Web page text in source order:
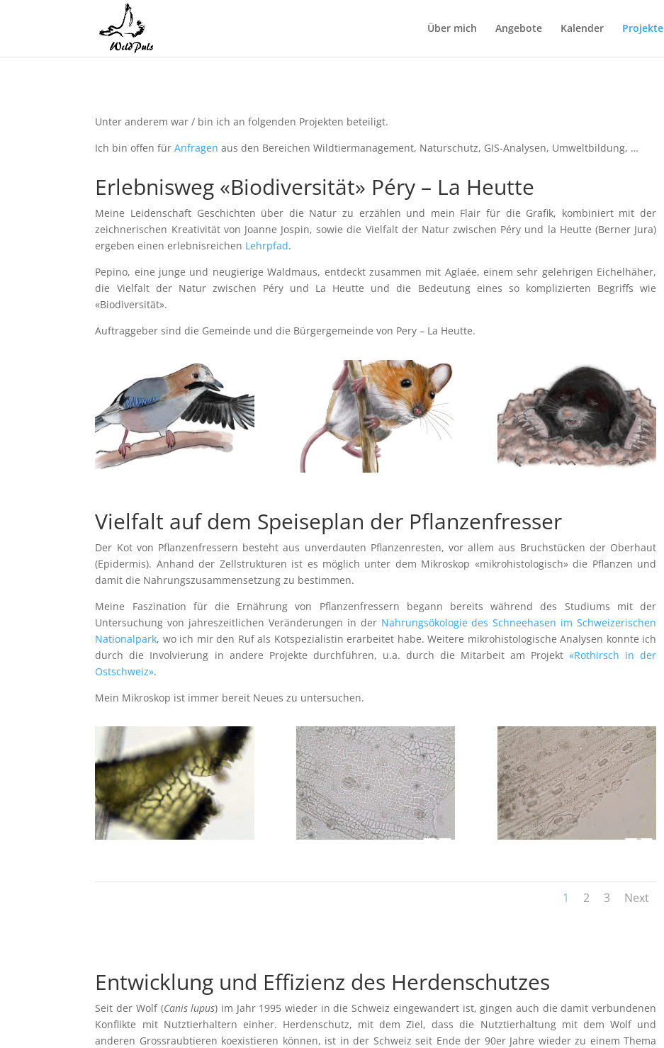
Über mich Angebote Kalender Projekte
Unter anderem war / bin ich an folgenden Projekten beteiligt.
Ich bin offen fürAnfragen aus den Bereichen Wildtiermanagement, Naturschutz, GIS-Analysen, Umweltbildung, …
Erlebnisweg «Biodiversität» Péry – La Heutte
Meine Leidenschaft Geschichten über die Natur zu erzählen und mein Flair für die Grafik, kombiniert mit der
zeichnerischen Kreativität von Joanne Jospin, sowie die Vielfalt der Natur zwischen Péry und la Heutte (Berner Jura)
ergeben einen erlebnisreichen Lehrpfad.
Pepino, eine junge und neugierige Waldmaus, entdeckt zusammen mit Aglaée, einem sehr gelehrigen Eichelhäher,
die Vielfalt der Natur zwischen Péry und La Heutte und die Bedeutung eines so komplizierten Begriffs wie
«Biodiversität».
Auftraggeber sind die Gemeinde und die Bürgergemeinde von Pery – La Heutte.
Vielfalt auf dem Speiseplan der Pflanzenfresser
Der Kot von Pflanzenfressern besteht aus unverdauten Pflanzenresten, vor allem aus Bruchstücken der Oberhaut
(Epidermis). Anhand der Zellstrukturen ist es möglich unter dem Mikroskop «mikrohistologisch» die Pflanzen und
damit die Nahrungszusammensetzung zu bestimmen.
Meine Faszination für die Ernährung von Pflanzenfressern begann bereits während des Studiums mit der
Untersuchung von jahreszeitlichen Veränderungen in der Nahrungsökologie des Schneehasen im Schweizerischen
Nationalpark, wo ich mir den Ruf als Kotspezialistin erarbeitet habe. Weitere mikrohistologische Analysen konnte ich
durch die Involvierung in andere Projekte durchführen, u.a. durch die Mitarbeit am Projekt «Rothirsch in der
Ostschweiz».
Mein Mikroskop ist immer bereit Neues zu untersuchen.
1 2 3 Next
Entwicklung und Effizienz des Herdenschutzes
Seit der Wolf (Canis lupus) im Jahr 1995 wieder in die Schweiz eingewandert ist, gingen auch die damit verbundenen
Konflikte mit Nutztierhaltern einher. Herdenschutz, mit dem Ziel, dass die Nutztierhaltung mit dem Wolf und
anderen Grossraubtieren koexistieren können, ist in der Schweiz seit Ende der 90er Jahre wieder zu einem Thema